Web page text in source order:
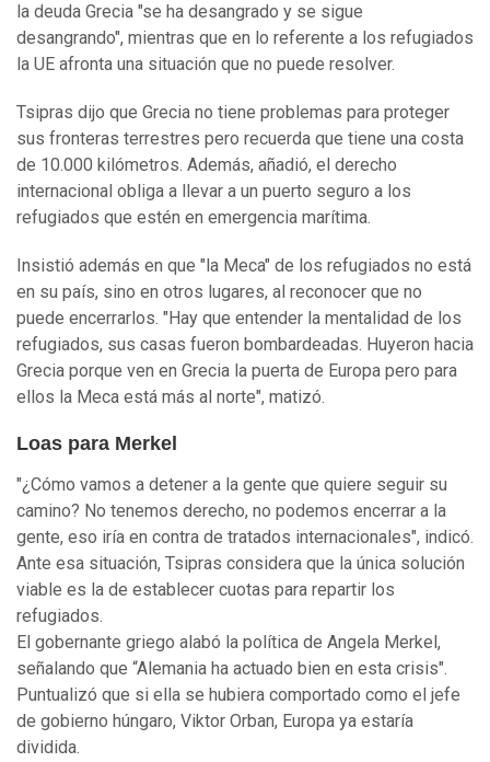
la deuda Grecia "se ha desangrado y se sigue
desangrando", mientras que en lo referente a los refugiados
la UE afronta una situación que no puede resolver.
Tsipras dijo que Grecia no tiene problemas para proteger
sus fronteras terrestres pero recuerda que tiene una costa
de 10.000 kilómetros. Además, añadió, el derecho
internacional obliga a llevar a un puerto seguro a los
refugiados que estén en emergencia marítima.
Insistió además en que "la Meca" de los refugiados no está
en su país, sino en otros lugares, al reconocer que no
puede encerrarlos. "Hay que entender la mentalidad de los
refugiados, sus casas fueron bombardeadas. Huyeron hacia
Grecia porque ven en Grecia la puerta de Europa pero para
ellos la Meca está más al norte", matizó.
Loas para Merkel
"¿Cómo vamos a detener a la gente que quiere seguir su
camino? No tenemos derecho, no podemos encerrar a la
gente, eso iría en contra de tratados internacionales", indicó.
Ante esa situación, Tsipras considera que la única solución
viable es la de establecer cuotas para repartir los
refugiados.
El gobernante griego alabó la política de Angela Merkel,
señalando que “Alemania ha actuado bien en esta crisis".
Puntualizó que si ella se hubiera comportado como el jefe
de gobierno húngaro, Viktor Orban, Europa ya estaría
dividida.